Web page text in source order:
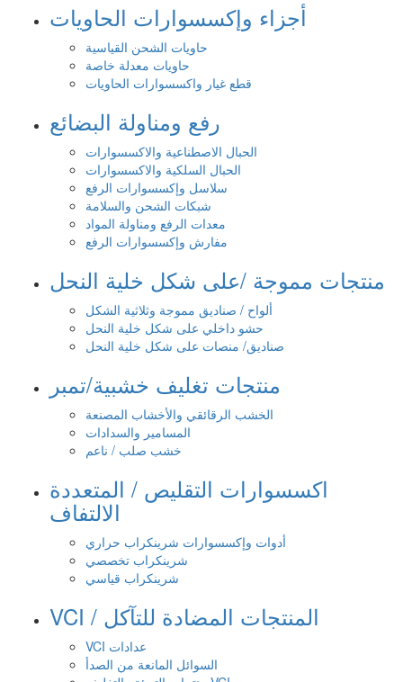
أجزاء وإكسسوارات الحاويات
حاويات الشحن القياسية
حاويات معدلة خاصة
قطع غيار واكسسوارات الحاويات
رفع ومناولة البضائع
الحبال الاصطناعية والاكسسوارات
الحبال السلكية والاكسسوارات
سلاسل وإكسسوارات الرفع
شبكات الشحن والسلامة
معدات الرفع ومناولة المواد
مفارش وإكسسوارات الرفع
منتجات مموجة /على شكل خلية النحل
ألواح / صناديق مموجة وثلاثية الشكل
حشو داخلي على شكل خلية النحل
صناديق/ منصات على شكل خلية النحل
منتجات تغليف خشبية/تمبر
الخشب الرقائقي والأخشاب المصنعة
المسامير والسدادات
خشب صلب / ناعم
اكسسوارات التقليص / المتعددة
الالتفاف
أدوات وإكسسوارات شرينكراب حراري
شرينكراب تخصصي
شرينكراب قياسي
VCI / المنتجات المضادة للتآكل
VCI عدادات
السوائل المانعة من الصدأ